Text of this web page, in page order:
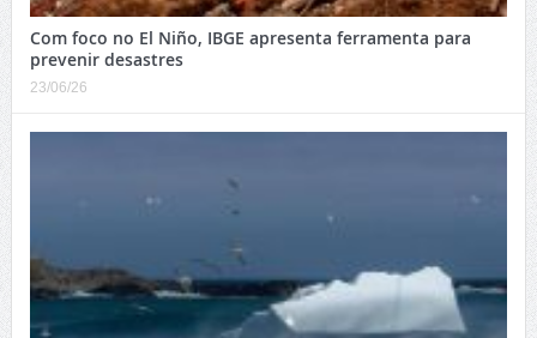
Com foco no El Niño, IBGE apresenta ferramenta para
prevenir desastres
23/06/26